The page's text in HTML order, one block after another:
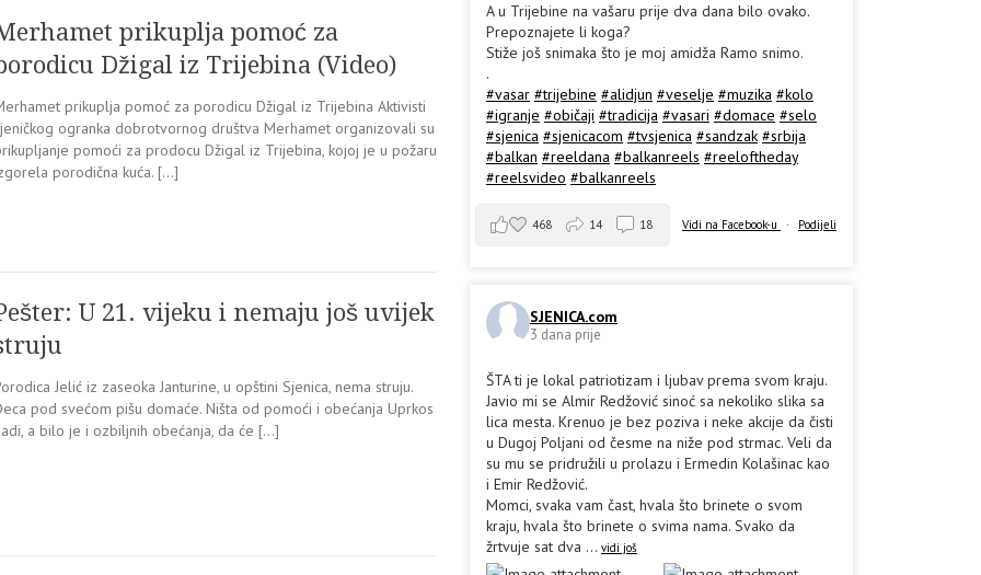
prikuplja pomoć za
Džigal iz Trijebina (Video)
prikuplja pomoć za porodicu Džigal iz Trijebina Aktivisti
ogranka dobrotvornog društva Merhamet organizovali su
pomoći za prodocu Džigal iz Trijebina, kojoj je u požaru
porodična kuća. […]
U 21. vijeku i nemaju još uvijek
Jelić iz zaseoka Janturine, u opštini Sjenica, nema struju.
pod svećom pišu domaće. Ništa od pomoći i obećanja Uprkos
a bilo je i ozbiljnih obećanja, da će […]
A u Trijebine na vašaru prije dva dana bilo ovako.
Prepoznajete li koga?
Stiže još snimaka što je moj amidža Ramo snimo.
.
#vasar #trijebine #alidjun #veselje #muzika #kolo
#igranje #običaji #tradicija #vasari #domace #selo
#sjenica #sjenicacom #tvsjenica #sandzak #srbija
#balkan #reeldana #balkanreels #reeloftheday
#reelsvideo #balkanreels
Vidi na Facebook-u · Podijeli
468 14 18
SJENICA.com
3 dana prije
ŠTA ti je lokal patriotizam i ljubav prema svom kraju.
Javio mi se Almir Redžović sinoć sa nekoliko slika sa
lica mesta. Krenuo je bez poziva i neke akcije da čisti
u Dugoj Poljani od česme na niže pod strmac. Veli da
su mu se pridružili u prolazu i Ermedin Kolašinac kao
i Emir Redžović.
Momci, svaka vam čast, hvala što brinete o svom
kraju, hvala što brinete o svima nama. Svako da
žrtvuje sat dva ... vidi još